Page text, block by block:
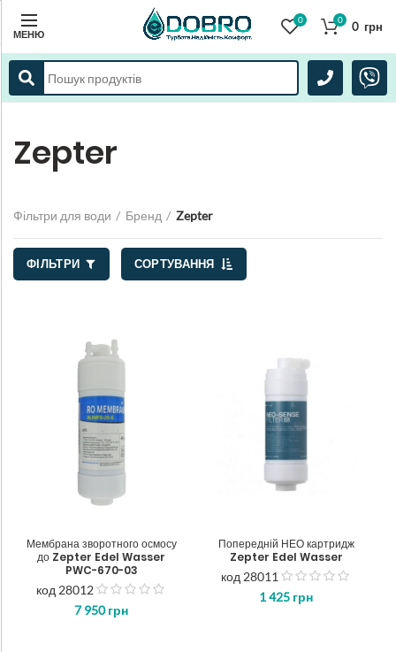
МЕНЮ
0 0 0 грн
Zepter
Фільтри для води Бренд Zepter
ФІЛЬТРИ СОРТУВАННЯ
Мембрана зворотного осмосу
до Zepter Edel Wasser
PWC-670-03
код 28012
7 950грн
Попередній НЕО картридж
Zepter Edel Wasser
код 28011
1 425 грн